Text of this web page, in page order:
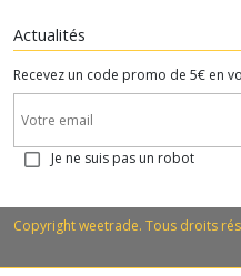
Actualités
Recevez un code promo de 5€ en
Je ne suis pas un robot
Copyright weetrade. Tous droits